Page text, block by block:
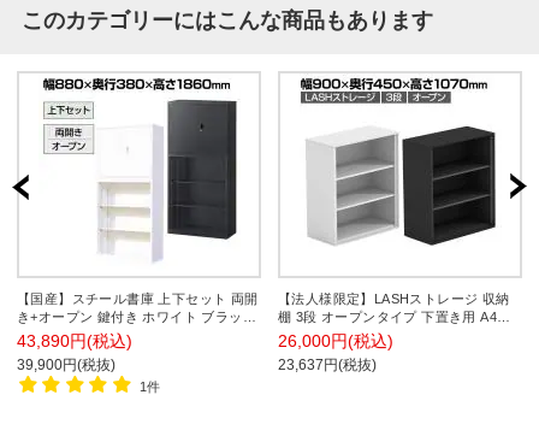
このカテゴリーにはこんな商品もあります
【国産】スチール書庫 上下セット 両開
き+オープン 鍵付き ホワイト ブラック
幅880×奥行380×高さ1860mm スチール
キャビネット オフィス 収納 事務所
43,890円(税込)
39,900円(税抜)
1件
【法人様限定】LASHストレージ 収納
棚 3段 オープンタイプ 下置き用 A4サ
イズ対応 配線穴付き 可動棚 オフィス
収納 幅900×奥行450×高さ1070mm
26,000円(税込)
23,637円(税抜)